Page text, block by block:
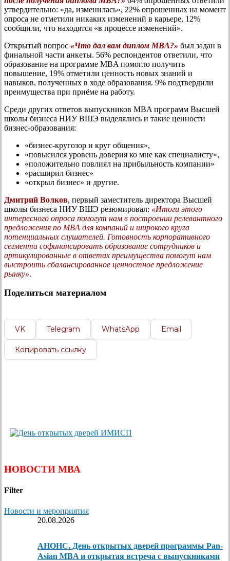
утвердительно: «да, изменилась», 22% опрошенных на момент
опроса не отметили никаких изменений в карьере, 12%
сообщили, что находятся «в процессе изменений».
Открытый вопрос «Что дал вам диплом MBA?» был задан в
финальной части анкеты. 56% респондентов ответили, что
образование на программе MBA помогло получить
повышение, 19% отметили ценность новых знаний и
навыков, полученных в ходе образования. 9% подтвердили
преимущества при приёме на работу.
Среди других ответов выпускников MBA программ Высшей
школы бизнеса НИУ ВШЭ выделялись и такие ценности
бизнес-образования:
«бизнес-кругозор и круг общения»,
«повысился уровень доверия ко мне как специалисту»,
«положительно повлиял на прибыльность компании»
«расширил бизнес»
«открыл бизнес» и другие.
Дмитрий Волков, первый заместитель директора Высшей
школы бизнеса НИУ ВШЭ резюмировал: «Итоги этого
интересного опроса помогут нам в построении релевантного
предложения по MBA для компаний и широкого круга
потенциальных слушателей. Готовность корпоративного
сегмента софинансировать образование сотрудников и
артикулированные в ответах преимущества помогут нам
выстроить сбалансированное ценностное предложение
рынку».
Поделиться материалом
VK Telegram WhatsApp Email
Копировать ссылку
НОВОСТИ МВА
Filter
Новости и мероприятия
20.08.2026
АНОНС. День открытых дверей программы Pan-
Asian MBA и открытая встреча с выпускниками